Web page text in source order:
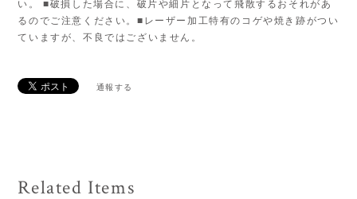
い。 ■破損した場合に、破片や細片となって飛散するおそれがあ
るのでご注意ください。■レーザー加工特有のコゲや焼き跡がつい
ていますが、不良ではございません。
通報する
Related Items